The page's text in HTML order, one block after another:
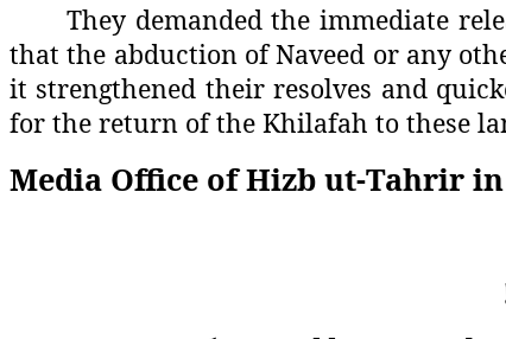
They demanded the immediate
that the abduction of Naveed or any
it strengthened their resolves and
for the return of the Khilafah to these
Media Office of Hizb ut-Tahrir